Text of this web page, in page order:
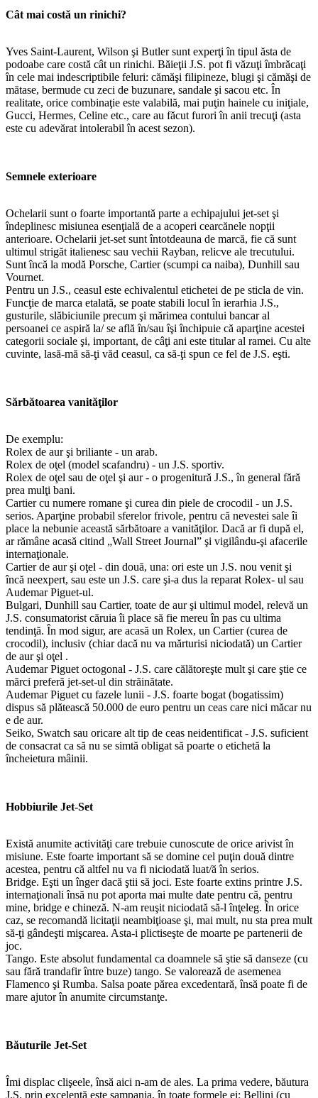
Cât mai costă un rinichi?
Yves Saint-Laurent, Wilson şi Butler sunt experţi în tipul ăsta de
podoabe care costă cât un rinichi. Băieţii J.S. pot fi văzuţi îmbrăcaţi
în cele mai indescriptibile feluri: cămăşi filipineze, blugi şi cămăşi de
mătase, bermude cu zeci de buzunare, sandale şi sacou etc. În
realitate, orice combinaţie este valabilă, mai puţin hainele cu iniţiale,
Gucci, Hermes, Celine etc., care au făcut furori în anii trecuţi (asta
este cu adevărat intolerabil în acest sezon).
Semnele exterioare
Ochelarii sunt o foarte importantă parte a echipajului jet-set şi
îndeplinesc misiunea esenţială de a acoperi cearcănele nopţii
anterioare. Ochelarii jet-set sunt întotdeauna de marcă, fie că sunt
ultimul strigăt italienesc sau vechii Rayban, relicve ale trecutului.
Sunt încă la modă Porsche, Cartier (scumpi ca naiba), Dunhill sau
Vournet.
Pentru un J.S., ceasul este echivalentul etichetei de pe sticla de vin.
Funcţie de marca etalată, se poate stabili locul în ierarhia J.S.,
gusturile, slăbiciunile precum şi mărimea contului bancar al
persoanei ce aspiră la/ se află în/sau îşi închipuie că aparţine acestei
categorii sociale şi, important, de câţi ani este titular al ramei. Cu alte
cuvinte, lasă-mă să-ţi văd ceasul, ca să-ţi spun ce fel de J.S. eşti.
Sărbătoarea vanităţilor
De exemplu:
Rolex de aur şi briliante - un arab.
Rolex de oţel (model scafandru) - un J.S. sportiv.
Rolex de oţel sau de oţel şi aur - o progenitură J.S., în general fără
prea mulţi bani.
Cartier cu numere romane şi curea din piele de crocodil - un J.S.
serios. Aparţine probabil sferelor frivole, pentru că nevestei sale îi
place la nebunie această sărbătoare a vanităţilor. Dacă ar fi după el,
ar rămâne acasă citind „Wall Street Journal” şi vigilându-şi afacerile
internaţionale.
Cartier de aur şi oţel - din două, una: ori este un J.S. nou venit şi
încă neexpert, sau este un J.S. care şi-a dus la reparat Rolex- ul sau
Audemar Piguet-ul.
Bulgari, Dunhill sau Cartier, toate de aur şi ultimul model, relevă un
J.S. consumatorist căruia îi place să fie mereu în pas cu ultima
tendinţă. În mod sigur, are acasă un Rolex, un Cartier (curea de
crocodil), inclusiv (chiar dacă nu va mărturisi niciodată) un Cartier
de aur şi oţel .
Audemar Piguet octogonal - J.S. care călătoreşte mult şi care ştie ce
mărci preferă jet-set-ul din străinătate.
Audemar Piguet cu fazele lunii - J.S. foarte bogat (bogatissim)
dispus să plătească 50.000 de euro pentru un ceas care nici măcar nu
e de aur.
Seiko, Swatch sau oricare alt tip de ceas neidentificat - J.S. suficient
de consacrat ca să nu se simtă obligat să poarte o etichetă la
încheietura mâinii.
Hobbiurile Jet-Set
Există anumite activităţi care trebuie cunoscute de orice arivist în
misiune. Este foarte important să se domine cel puţin două dintre
acestea, pentru că altfel nu va fi niciodată luat/ă în serios.
Bridge. Eşti un înger dacă ştii să joci. Este foarte extins printre J.S.
internaţionali însă nu pot aporta mai multe date pentru că, pentru
mine, bridge e chineză. N-am reuşit niciodată să-l înţeleg. În orice
caz, se recomandă licitaţii neambiţioase şi, mai mult, nu sta prea mult
să-ţi gândeşti mişcarea. Asta-i plictiseşte de moarte pe partenerii de
joc.
Tango. Este absolut fundamental ca doamnele să ştie să danseze (cu
sau fără trandafir între buze) tango. Se valorează de asemenea
Flamenco şi Rumba. Salsa poate părea excedentară, însă poate fi de
mare ajutor în anumite circumstanţe.
Băuturile Jet-Set
Îmi displac clişeele, însă aici n-am de ales. La prima vedere, băutura
J.S. prin excelenţă este şampania, în toate formele ei: Bellini (cu